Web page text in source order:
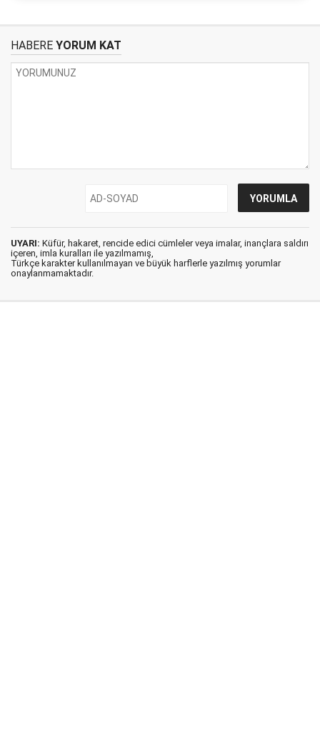
HABERE YORUM KAT
UYARI: Küfür, hakaret, rencide edici cümleler veya imalar, inançlara saldırı
içeren, imla kuralları ile yazılmamış,
Türkçe karakter kullanılmayan ve büyük harflerle yazılmış yorumlar
onaylanmamaktadır.